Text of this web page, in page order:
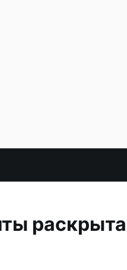
раскрыта